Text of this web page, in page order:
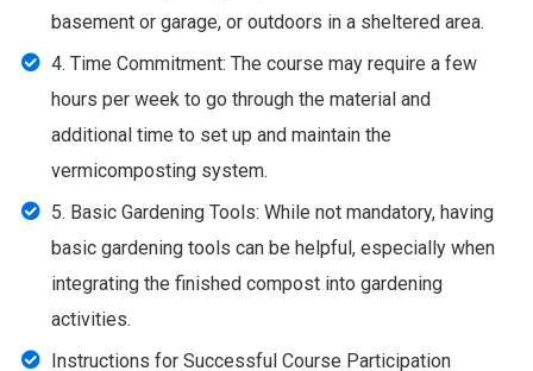
basement or garage, or outdoors in a sheltered area.
4. Time Commitment: The course may require a few
hours per week to go through the material and
additional time to set up and maintain the
vermicomposting system.
5. Basic Gardening Tools: While not mandatory, having
basic gardening tools can be helpful, especially when
integrating the finished compost into gardening
activities.
Instructions for Successful Course Participation